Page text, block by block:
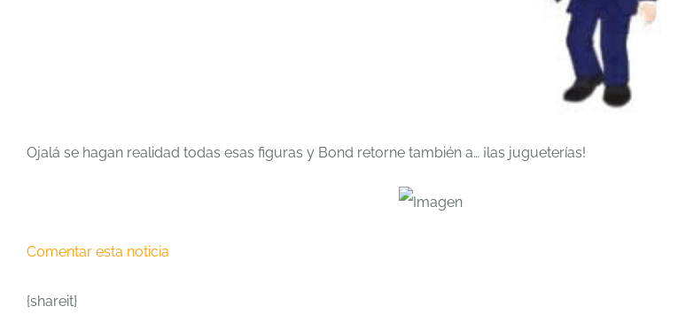
Ojalá se hagan realidad todas esas figuras y Bond retorne también a… ¡las jugueterías!
Comentar esta noticia
{shareit}